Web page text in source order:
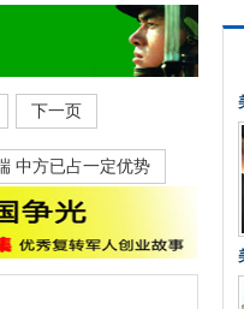
下一页
中方已占一定优势